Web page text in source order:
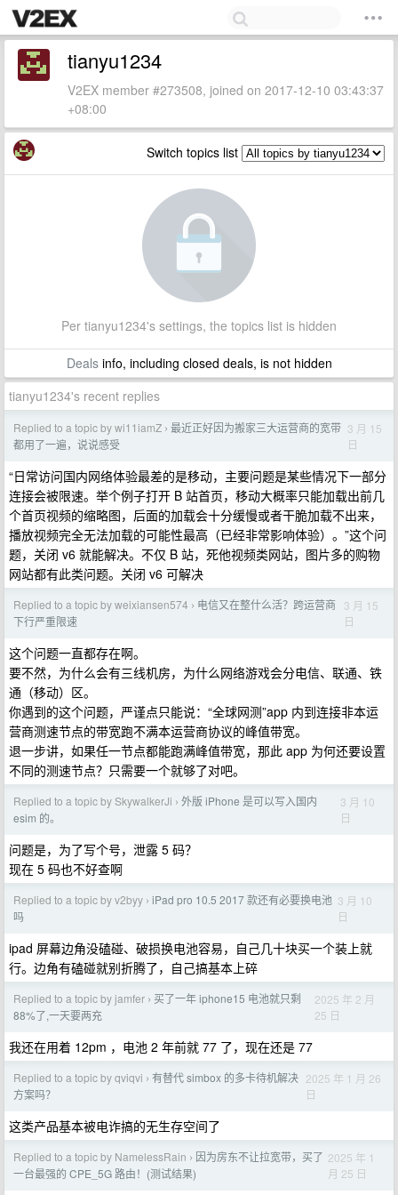
tianyu1234
V2EX member #273508, joined on 2017-12-10 03:43:37
+08:00
Switch topics list
Per tianyu1234's settings, the topics list is hidden
Dealsinfo, including closed deals, is not hidden
tianyu1234's recent replies
Replied to a topic by wi11iamZ › 最近正好因为搬家三大运营商的宽带
都用了一遍，说说感受
3 月 15
日
“日常访问国内网络体验最差的是移动，主要问题是某些情况下一部分
连接会被限速。举个例子打开 B 站首页，移动大概率只能加载出前几
个首页视频的缩略图，后面的加载会十分缓慢或者干脆加载不出来，
播放视频完全无法加载的可能性最高（已经非常影响体验）。”这个问
题，关闭 v6 就能解决。不仅 B 站，死他视频类网站，图片多的购物
网站都有此类问题。关闭 v6 可解决
Replied to a topic by weixiansen574 › 电信又在整什么活？跨运营商
下行严重限速
3 月 15
日
这个问题一直都存在啊。
要不然，为什么会有三线机房，为什么网络游戏会分电信、联通、铁
通（移动）区。
你遇到的这个问题，严谨点只能说：“全球网测”app 内到连接非本运
营商测速节点的带宽跑不满本运营商协议的峰值带宽。
退一步讲，如果任一节点都能跑满峰值带宽，那此 app 为何还要设置
不同的测速节点？只需要一个就够了对吧。
Replied to a topic by SkywalkerJi › 外版 iPhone 是可以写入国内
esim 的。
3 月 10
日
问题是，为了写个号，泄露 5 码？
现在 5 码也不好查啊
Replied to a topic by v2byy › iPad pro 10.5 2017 款还有必要换电池
吗
3 月 10
日
ipad 屏幕边角没磕碰、破损换电池容易，自己几十块买一个装上就
行。边角有磕碰就别折腾了，自己搞基本上碎
Replied to a topic by jamfer › 买了一年 iphone15 电池就只剩
88%了,一天要两充
2025 年 2 月
25 日
我还在用着 12pm ，电池 2 年前就 77 了，现在还是 77
Replied to a topic by qviqvi › 有替代 simbox 的多卡待机解决
方案吗？
2025 年 1 月 26
日
这类产品基本被电诈搞的无生存空间了
Replied to a topic by NamelessRain › 因为房东不让拉宽带，买了
一台最强的 CPE_5G 路由！(测试结果)
2025 年 1
月 25 日